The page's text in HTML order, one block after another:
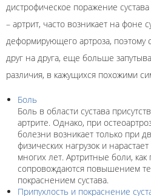
дистрофическое поражение
– артрит, часто возникает на фоне
деформирующего артроза, поэтому
друг на друга, еще больше
различия, в кажущихся похожими
Боль
Боль в области сустава
артрите. Однако, при
болезни возникает только при
физических нагрузок и
многих лет. Артритные боли,
сопровождаются повышением
покраснением сустава.
Припухлость и покраснение